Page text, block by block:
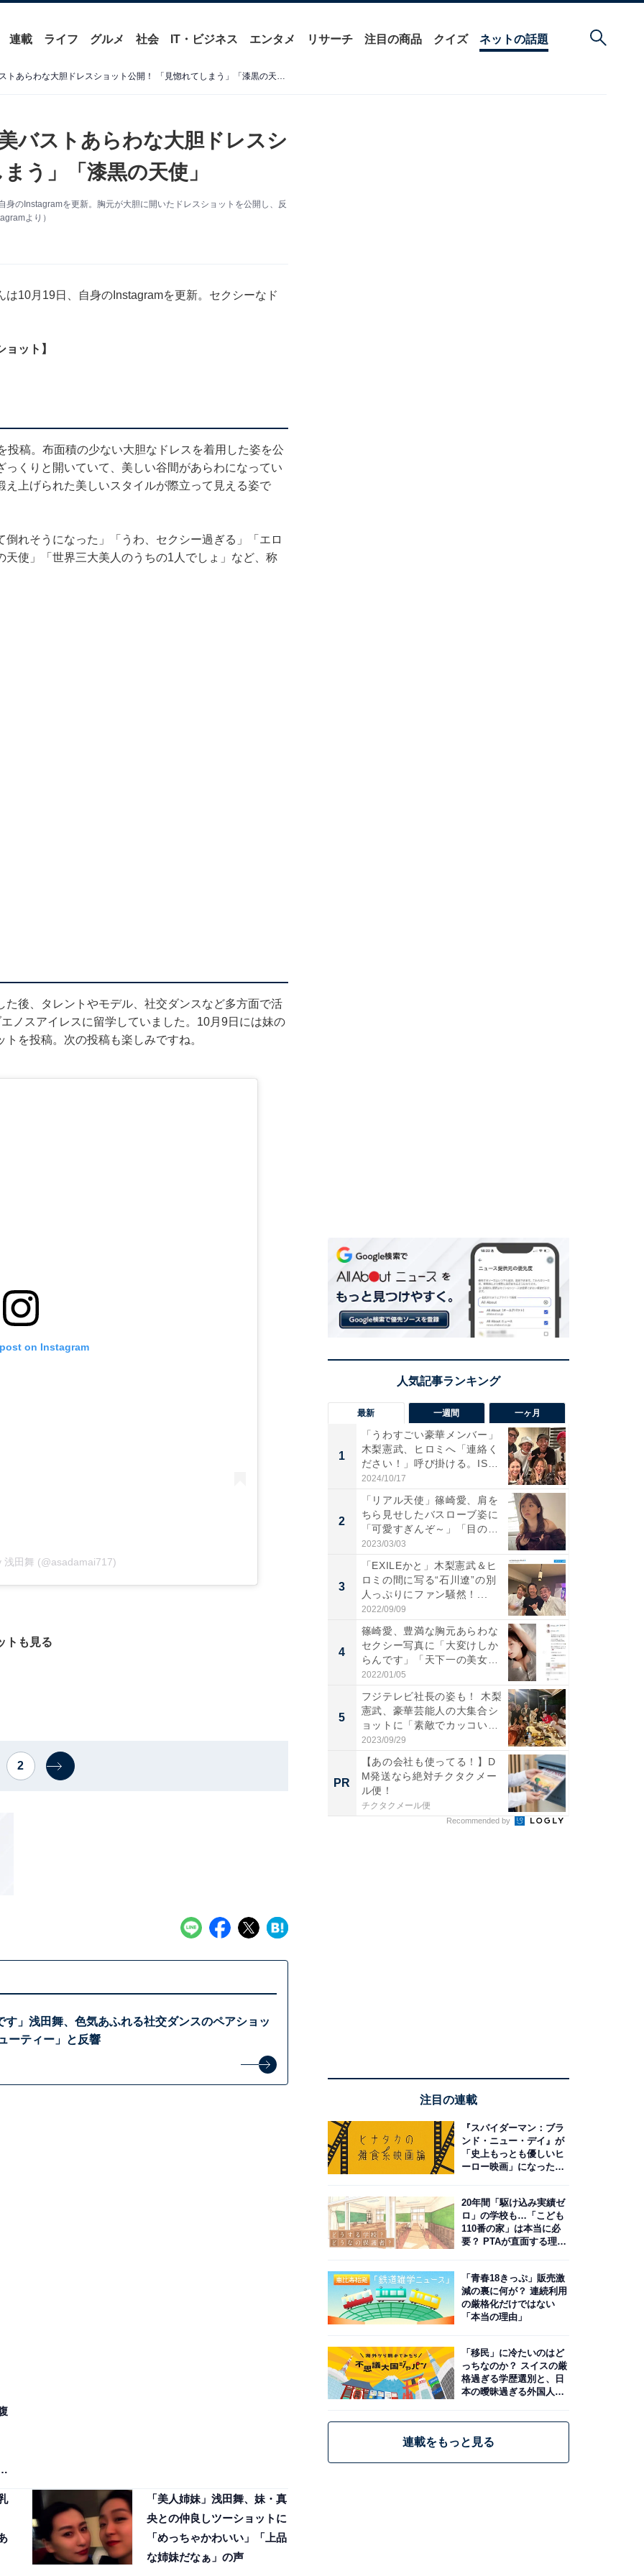
連載 ライフ グルメ 社会 IT・ビジネス エンタメ リサーチ 注目の商品 クイズ ネットの話題
「エロい」浅田舞、圧巻の美バストあらわな大胆ドレスショット公開！ 「見惚れてしまう」「漆黒の天使」
バストあらわな大胆ドレスシ
う」「漆黒の天使」
のInstagramを更新。胸元が大胆に開いたドレスショットを公開し、反
より）
10月19日、自身のInstagramを更新。セクシーなド
ット】
稿。布面積の少ない大胆なドレスを着用した姿を公
くりと開いていて、美しい谷間があらわになってい
上げられた美しいスタイルが際立って見える姿で
れそうになった」「うわ、セクシー過ぎる」「エロ
使」「世界三大美人のうちの1人でしょ」など、称
後、タレントやモデル、社交ダンスなど多方面で活
ノスアイレスに留学していました。10月9日には妹の
を投稿。次の投稿も楽しみですね。
on Instagram
浅田舞 (@asadamai717)
トも見る
2
す」浅田舞、色気あふれる社交ダンスのペアショッ
ーティー」と反響
「美人姉妹」浅田舞、妹・真
央との仲良しツーショットに
「めっちゃかわいい」「上品
な姉妹だなぁ」の声
最新 一週間 一ヶ月
1
「うわすごい豪華メンバー」
木梨憲武、ヒロミへ「連絡く
ださい！」呼び掛ける。IS
S...
2024/10/17
2
「リアル天使」篠崎愛、肩を
ちら見せしたバスローブ姿に
「可愛すぎんぞ～」「目の表
情...
2023/03/03
3
「EXILEかと」木梨憲武＆ヒ
ロミの間に写る“石川遼”の別
人っぷりにファン騒然！...
2022/09/09
4
篠崎愛、豊満な胸元あらわな
セクシー写真に「大変けしか
らんです」「天下一の美女で
す...
2022/01/05
5
フジテレビ社長の姿も！ 木梨
憲武、豪華芸能人の大集合シ
ョットに「素敵でカッコい
い...
2023/09/29
PR
【あの会社も使ってる！】D
M発送なら絶対チクタクメー
ル便！
チクタクメール便
Recommended by
注目の連載
『スパイダーマン：ブラ
ンド・ニュー・デイ』が
「史上もっとも優しいヒ
ーロー映画」になった理
20年間「駆け込み実績ゼ
ロ」の学校も…「こども
110番の家」は本当に必
要？ PTAが直面する理想
「青春18きっぷ」販売激
減の裏に何が？ 連続利用
の厳格化だけではない
「本当の理由」
「移民」に冷たいのはど
っちなのか？ スイスの厳
格過ぎる学歴選別と、日
本の曖昧過ぎる外国人政
連載をもっと見る